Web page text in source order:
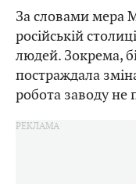
За словами мера
російській
людей. Зокрема,
постраждала
робота заводу не